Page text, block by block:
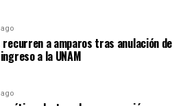
a amparos tras anulación de
a la UNAM